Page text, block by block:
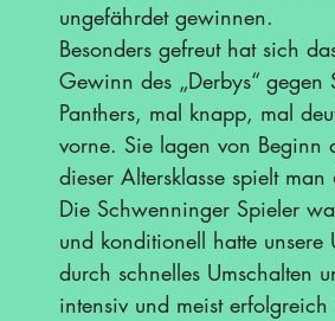
Saison 24/25 Saison 25/26
ungefährdet gewinnen.
Besonders gefreut hat sich
Gewinn des „Derbys“
Panthers, mal knapp, mal
vorne. Sie lagen von Beginn
dieser Altersklasse spielt
Die Schwenninger Spieler
und konditionell hatte unsere
durch schnelles Umschalten
intensiv und meist